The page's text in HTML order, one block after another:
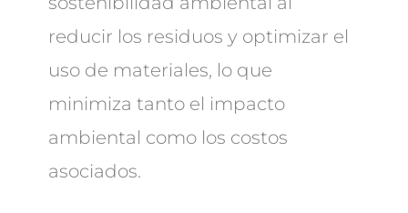
reducir los residuos y optimizar el
uso de materiales, lo que
minimiza tanto el impacto
ambiental como los costos
asociados.